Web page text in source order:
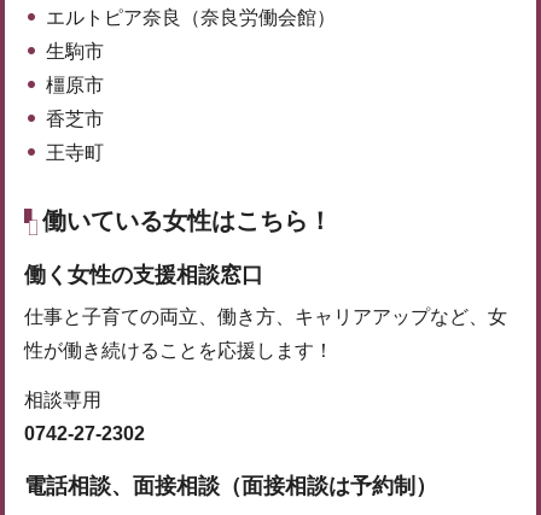
エルトピア奈良（奈良労働会館）
生駒市
橿原市
香芝市
王寺町
働いている女性はこちら！
働く女性の支援相談窓口
仕事と子育ての両立、働き方、キャリアアップなど、女
性が働き続けることを応援します！
相談専用
0742-27-2302
電話相談、面接相談（面接相談は予約制）